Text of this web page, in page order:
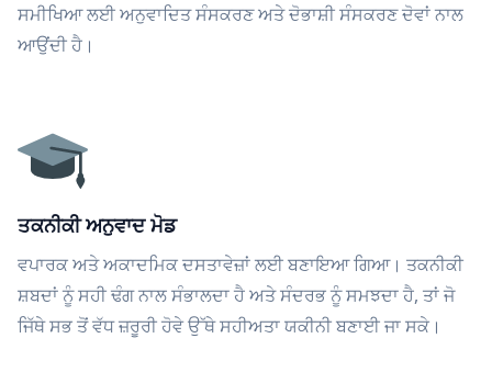
ਸਮੀਖਿਆ ਲਈ ਅਨੁਵਾਦਿਤ ਸੰਸਕਰਣ ਅਤੇ ਦੋਭਾਸ਼ੀ ਸੰਸਕਰਣ ਦੋਵਾਂ ਨਾਲ
ਆਉਂਦੀ ਹੈ।
ਤਕਨੀਕੀ ਅਨੁਵਾਦ ਮੋਡ
ਵਪਾਰਕ ਅਤੇ ਅਕਾਦਮਿਕ ਦਸਤਾਵੇਜ਼ਾਂ ਲਈ ਬਣਾਇਆ ਗਿਆ। ਤਕਨੀਕੀ
ਸ਼ਬਦਾਂ ਨੂੰ ਸਹੀ ਢੰਗ ਨਾਲ ਸੰਭਾਲਦਾ ਹੈ ਅਤੇ ਸੰਦਰਭ ਨੂੰ ਸਮਝਦਾ ਹੈ, ਤਾਂ ਜੋ
ਜਿੱਥੇ ਸਭ ਤੋਂ ਵੱਧ ਜ਼ਰੂਰੀ ਹੋਵੇ ਉੱਥੇ ਸਹੀਅਤਾ ਯਕੀਨੀ ਬਣਾਈ ਜਾ ਸਕੇ।